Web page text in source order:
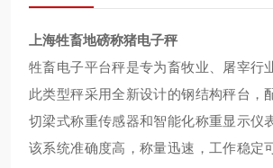
上海牲畜地磅称猪电子秤
牲畜电子平台秤是专为畜牧业、屠宰行
此类型秤采用全新设计的钢结构秤台，
切梁式称重传感器和智能化称重显示仪
该系统准确度高，称量迅速，工作稳定